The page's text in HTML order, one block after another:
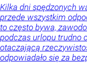
Kilka dni spędzonych
przede wszystkim
to często bywa,
podczas urlopu trudno
otaczającą
odpowiadało się za